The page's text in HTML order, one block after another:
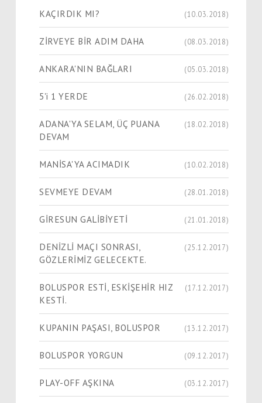
KAÇIRDIK MI? (10.03.2018)
ZİRVEYE BİR ADIM DAHA (08.03.2018)
ANKARA'NIN BAĞLARI (05.03.2018)
5'i 1 YERDE (26.02.2018)
ADANA'YA SELAM, ÜÇ PUANA
DEVAM
(18.02.2018)
MANİSA'YA ACIMADIK (10.02.2018)
SEVMEYE DEVAM (28.01.2018)
GİRESUN GALİBİYETİ (21.01.2018)
DENİZLİ MAÇI SONRASI,
GÖZLERİMİZ GELECEKTE.
(25.12.2017)
BOLUSPOR ESTİ, ESKİŞEHİR HIZ
KESTİ.
(17.12.2017)
KUPANIN PAŞASI, BOLUSPOR (13.12.2017)
BOLUSPOR YORGUN (09.12.2017)
PLAY-OFF AŞKINA (03.12.2017)